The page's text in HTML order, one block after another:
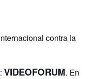
contra la
VIDEOFORUM. En